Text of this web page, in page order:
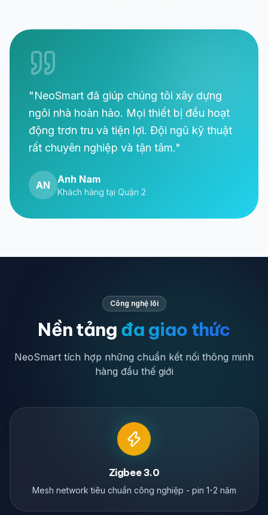
"NeoSmart đã giúp chúng tôi xây dựng
ngôi nhà hoàn hảo. Mọi thiết bị đều hoạt
động trơn tru và tiện lợi. Đội ngũ kỹ thuật
rất chuyên nghiệp và tận tâm."
AN Anh Nam
Khách hàng tại Quận 2
Công nghệ lõi
Nền tảng đa giao thức
NeoSmart tích hợp những chuẩn kết nối thông minh
hàng đầu thế giới
Zigbee 3.0
Mesh network tiêu chuẩn công nghiệp - pin 1-2 năm